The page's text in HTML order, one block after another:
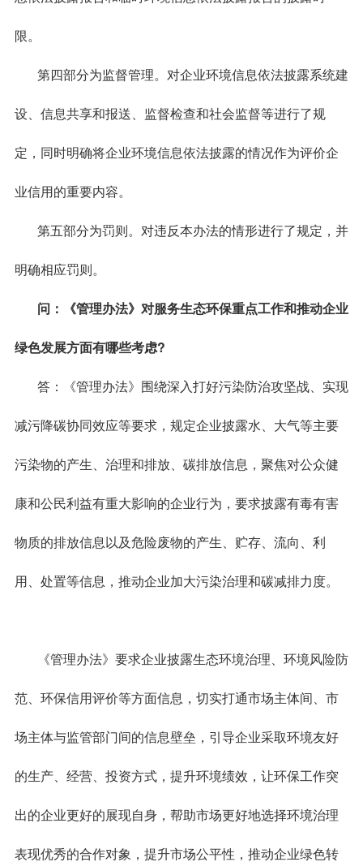
限。
第四部分为监督管理。对企业环境信息依法披露系统建
设、信息共享和报送、监督检查和社会监督等进行了规
定，同时明确将企业环境信息依法披露的情况作为评价企
业信用的重要内容。
第五部分为罚则。对违反本办法的情形进行了规定，并
明确相应罚则。
问：《管理办法》对服务生态环保重点工作和推动企业
绿色发展方面有哪些考虑?
答：《管理办法》围绕深入打好污染防治攻坚战、实现
减污降碳协同效应等要求，规定企业披露水、大气等主要
污染物的产生、治理和排放、碳排放信息，聚焦对公众健
康和公民利益有重大影响的企业行为，要求披露有毒有害
物质的排放信息以及危险废物的产生、贮存、流向、利
用、处置等信息，推动企业加大污染治理和碳减排力度。
《管理办法》要求企业披露生态环境治理、环境风险防
范、环保信用评价等方面信息，切实打通市场主体间、市
场主体与监管部门间的信息壁垒，引导企业采取环境友好
的生产、经营、投资方式，提升环境绩效，让环保工作突
出的企业更好的展现自身，帮助市场更好地选择环境治理
表现优秀的合作对象，提升市场公平性，推动企业绿色转